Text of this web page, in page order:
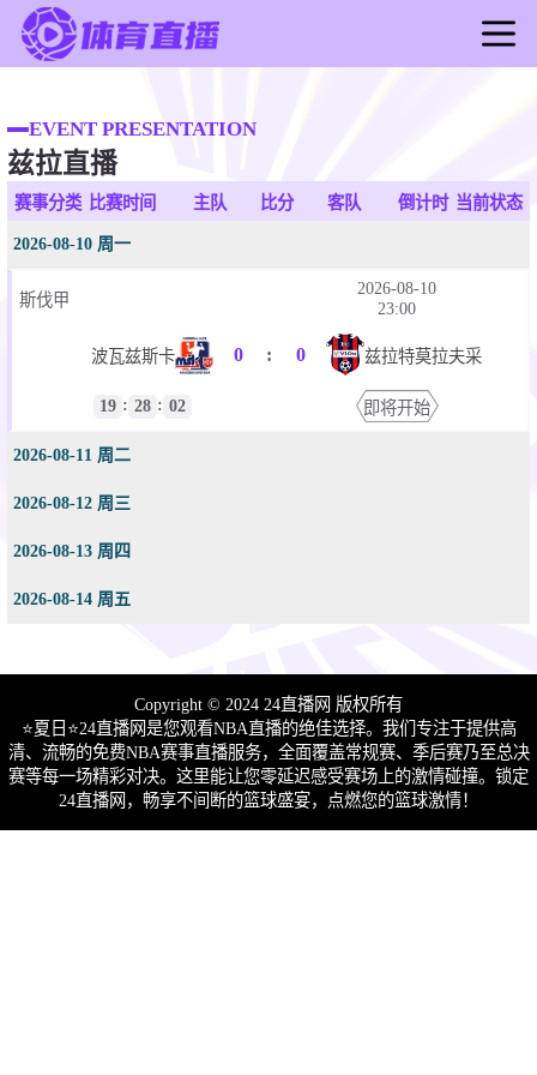
足球直播
篮球直播
足球录像
篮球新闻
EVENT PRESENTATION
兹拉直播
赛事分类 比赛时间 主队 比分 客队 倒计时 当前状态
2026-08-10 周一
斯伐甲
2026-08-10
23:00
波瓦兹斯卡 0 : 0 兹拉特莫拉夫采
19 : 28 : 02 即将开始
2026-08-11 周二
2026-08-12 周三
2026-08-13 周四
2026-08-14 周五
Copyright © 2024 24直播网 版权所有
⭐️夏日⭐24直播网是您观看NBA直播的绝佳选择。我们专注于提供高
清、流畅的免费NBA赛事直播服务，全面覆盖常规赛、季后赛乃至总决
赛等每一场精彩对决。这里能让您零延迟感受赛场上的激情碰撞。锁定
24直播网，畅享不间断的篮球盛宴，点燃您的篮球激情！